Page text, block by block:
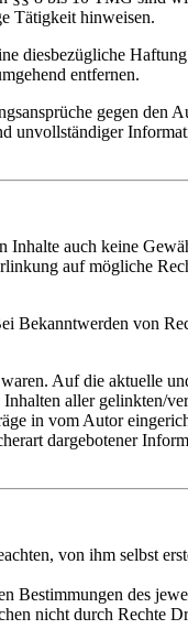
Tätigkeit hinweisen.
diesbezügliche
entfernen.
gegen den
unvollständiger
auch keine
auf mögliche
Bekanntwerden von
Auf die aktuelle
aller gelinkten/
in vom Autor
dargebotener
von ihm selbst
Bestimmungen des
nicht durch Rechte